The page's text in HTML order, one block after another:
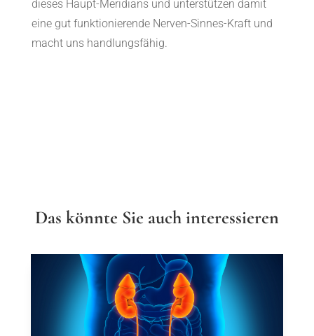
dieses Haupt-Meridians und unterstützen damit
eine gut funktionierende Nerven-Sinnes-Kraft und
macht uns handlungsfähig.
Das könnte Sie auch interessieren